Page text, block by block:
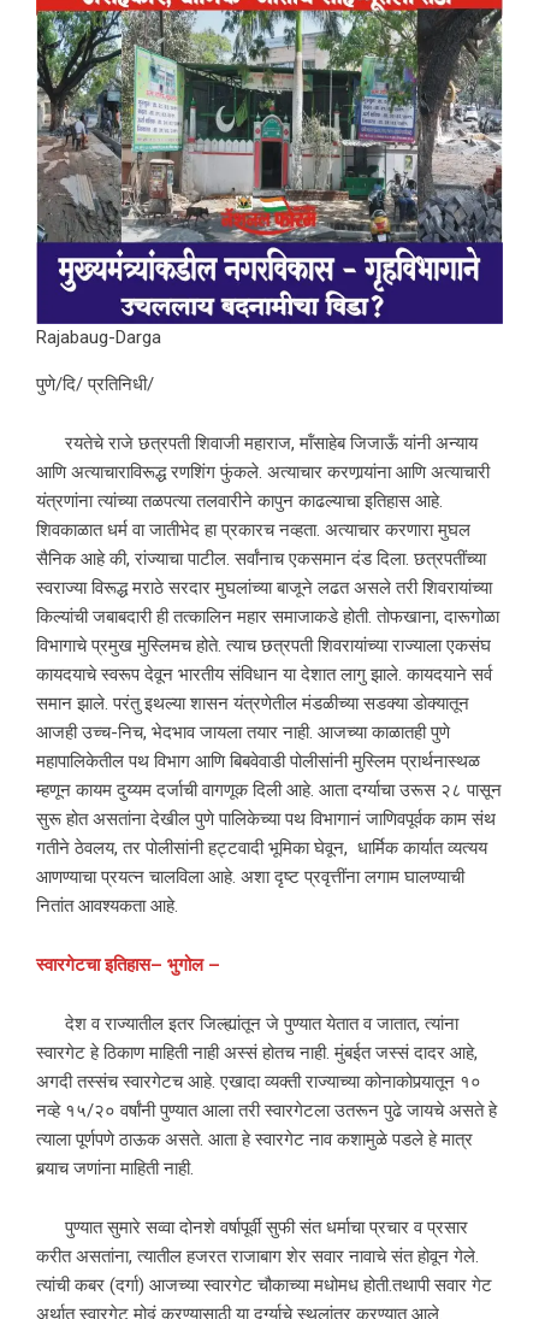
Rajabaug-Darga
पुणे/दि/ प्रतिनिधी/
रयतेचे राजे छत्रपती शिवाजी महाराज, मॉंसाहेब जिजाऊँ यांनी अन्याय
आणि अत्याचाराविरूद्ध रणशिंग फुंकले. अत्याचार करणार्‍यांना आणि अत्याचारी
यंत्रणांना त्यांच्या तळपत्या तलवारीने कापुन काढल्याचा इतिहास आहे.
शिवकाळात धर्म वा जातीभेद हा प्रकारच नव्हता. अत्याचार करणारा मुघल
सैनिक आहे की, रांज्याचा पाटील. सर्वांनाच एकसमान दंड दिला. छत्रपतींच्या
स्वराज्या विरूद्ध मराठे सरदार मुघलांच्या बाजूने लढत असले तरी शिवरायांच्या
किल्यांची जबाबदारी ही तत्कालिन महार समाजाकडे होती. तोफखाना, दारूगोळा
विभागाचे प्रमुख मुस्लिमच होते. त्याच छत्रपती शिवरायांच्या राज्याला एकसंघ
कायदयाचे स्वरूप देवून भारतीय संविधान या देशात लागु झाले. कायदयाने सर्व
समान झाले. परंतु इथल्या शासन यंत्रणेतील मंडळीच्या सडक्या डोक्यातून
आजही उच्च-निच, भेदभाव जायला तयार नाही. आजच्या काळातही पुणे
महापालिकेतील पथ विभाग आणि बिबवेवाडी पोलीसांनी मुस्लिम प्रार्थनास्थळ
म्हणून कायम दुय्यम दर्जाची वागणूक दिली आहे. आता दर्ग्याचा उरूस २८ पासून
सुरू होत असतांना देखील पुणे पालिकेच्या पथ विभागानं जाणिवपूर्वक काम संथ
गतीने ठेवलय, तर पोलीसांनी हट्टवादी भूमिका घेवून, धार्मिक कार्यात व्यत्यय
आणण्याचा प्रयत्न चालविला आहे. अशा दृष्ट प्रवृत्तींना लगाम घालण्याची
नितांत आवश्यकता आहे.
स्वारगेटचा इतिहास– भुगोल–
देश व राज्यातील इतर जिल्ह्यांतून जे पुण्यात येतात व जातात, त्यांना
स्वारगेट हे ठिकाण माहिती नाही अस्सं होतच नाही. मुंबईत जस्सं दादर आहे,
अगदी तस्संच स्वारगेटच आहे. एखादा व्यक्ती राज्याच्या कोनाकोपर्‍यातून १०
नव्हे १५/२० वर्षांनी पुण्यात आला तरी स्वारगेटला उतरून पुढे जायचे असते हे
त्याला पूर्णपणे ठाऊक असते. आता हे स्वारगेट नाव कशामुळे पडले हे मात्र
बर्‍याच जणांना माहिती नाही.
पुण्यात सुमारे सव्वा दोनशे वर्षापूर्वी सुफी संत धर्माचा प्रचार व प्रसार
करीत असतांना, त्यातील हजरत राजाबाग शेर सवार नावाचे संत होवून गेले.
त्यांची कबर (दर्गा) आजच्या स्वारगेट चौकाच्या मधोमध होती.तथापी सवार गेट
अर्थात स्वारगेट मोठ्ठं करण्यासाठी या दर्ग्याचे स्थलांतर करण्यात आले.